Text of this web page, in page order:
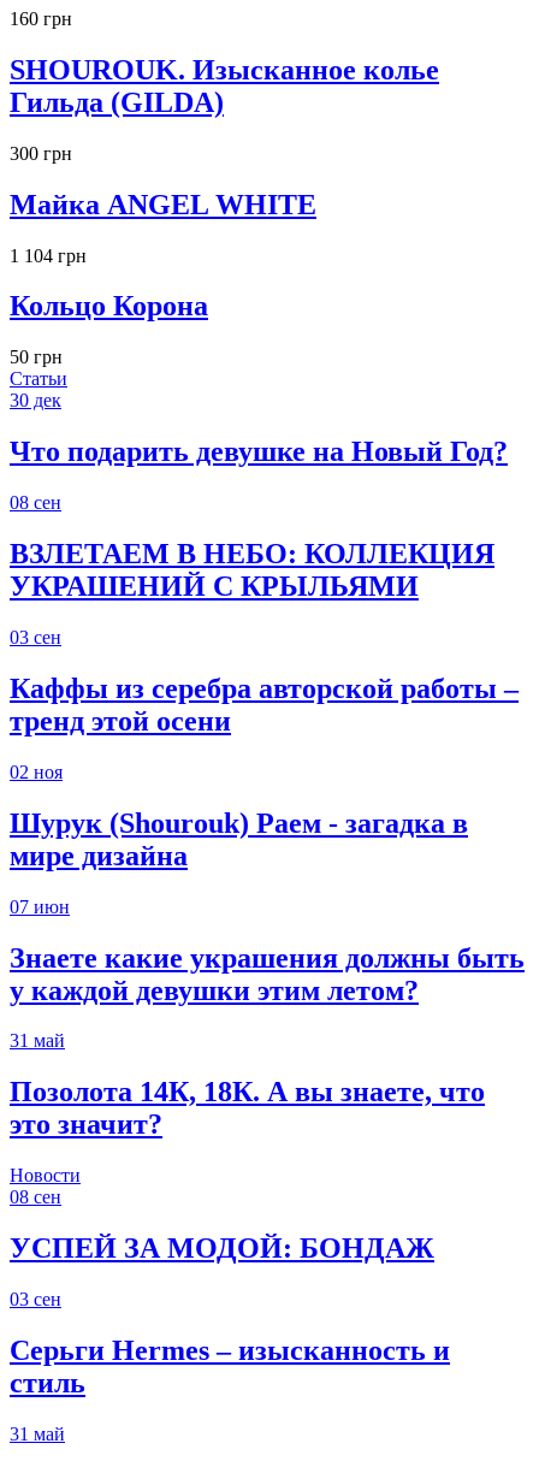
160 грн
SHOUROUK. Изысканное колье
Гильда (GILDA)
300 грн
Майка ANGEL WHITE
1 104 грн
Кольцо Корона
50 грн
Статьи
30 дек
Что подарить девушке на Новый Год?
08 сен
ВЗЛЕТАЕМ В НЕБО: КОЛЛЕКЦИЯ
УКРАШЕНИЙ С КРЫЛЬЯМИ
03 сен
Каффы из серебра авторской работы –
тренд этой осени
02 ноя
Шурук (Shourouk) Раем - загадка в
мире дизайна
07 июн
Знаете какие украшения должны быть
у каждой девушки этим летом?
31 май
Позолота 14К, 18К. А вы знаете, что
это значит?
Новости
08 сен
УСПЕЙ ЗА МОДОЙ: БОНДАЖ
03 сен
Серьги Hermes – изысканность и
стиль
31 май